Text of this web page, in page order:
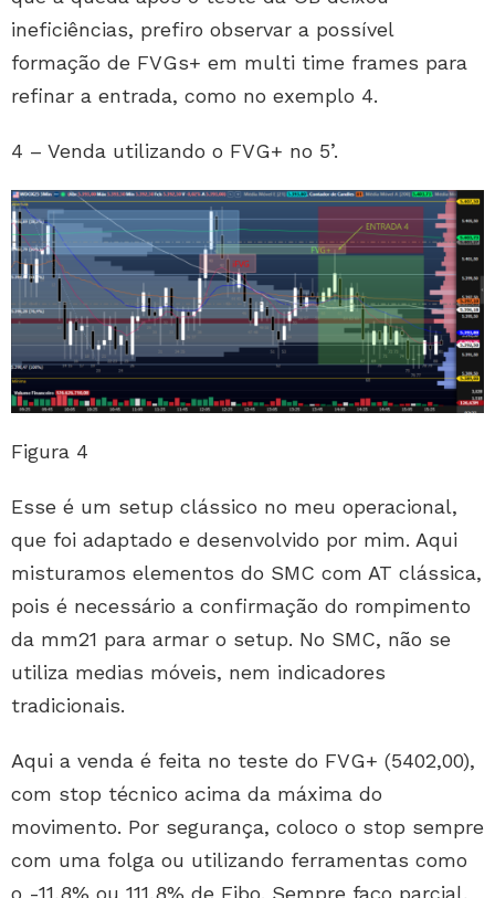
ineficiências, prefiro observar a possível
formação de FVGs+ em multi time frames para
refinar a entrada, como no exemplo 4.
4 – Venda utilizando o FVG+ no 5’.
Figura 4
Esse é um setup clássico no meu operacional,
que foi adaptado e desenvolvido por mim. Aqui
misturamos elementos do SMC com AT clássica,
pois é necessário a confirmação do rompimento
da mm21 para armar o setup. No SMC, não se
utiliza medias móveis, nem indicadores
tradicionais.
Aqui a venda é feita no teste do FVG+ (5402,00),
com stop técnico acima da máxima do
movimento. Por segurança, coloco o stop sempre
com uma folga ou utilizando ferramentas como